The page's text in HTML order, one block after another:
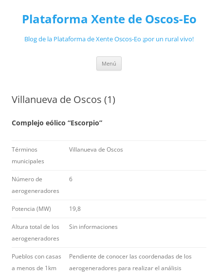
Plataforma Xente de Oscos-Eo
Blog de la Plataforma de Xente Oscos-Eo ¡por un rural vivo!
Menú
Villanueva de Oscos (1)
Complejo eólico “Escorpio”
Términos
municipales
Villanueva de Oscos
Número de
aerogeneradores
6
Potencia (MW) 19,8
Altura total de los
aerogeneradores
Sin informaciones
Pueblos con casas
a menos de 1km
Pendiente de conocer las coordenadas de los
aerogeneradores para realizar el análisis